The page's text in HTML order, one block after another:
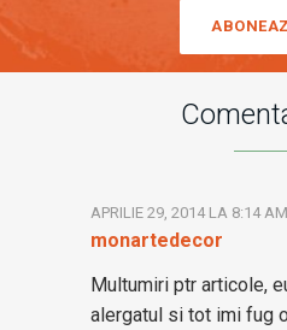
monartedecor
APRILIE 29, 2014 LA 8:14 AM
Multumiri ptr articole,
alergatul si tot imi fug